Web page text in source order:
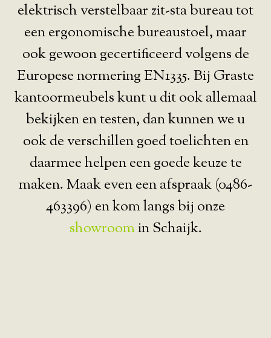
elektrisch verstelbaar zit-sta bureau tot
een ergonomische bureaustoel, maar
ook gewoon gecertificeerd volgens de
Europese normering EN1335. Bij Graste
kantoormeubels kunt u dit ook allemaal
bekijken en testen, dan kunnen we u
ook de verschillen goed toelichten en
daarmee helpen een goede keuze te
maken. Maak even een afspraak (0486-
463396) en kom langs bij onze
showroomin Schaijk.